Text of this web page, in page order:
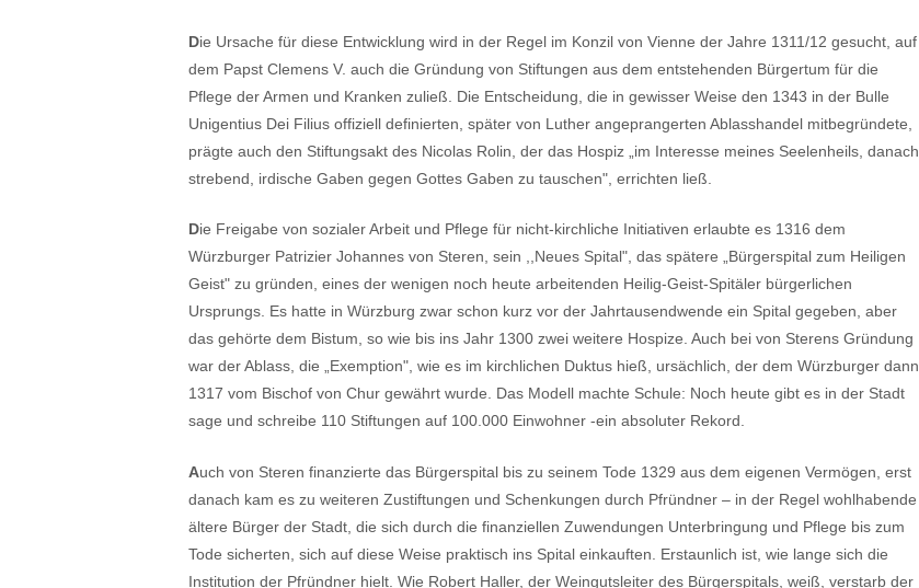
Die Ursache für diese Entwicklung wird in der Regel im Konzil von Vienne der Jahre 1311/12 gesucht, auf
dem Papst Clemens V. auch die Gründung von Stiftungen aus dem entstehenden Bürgertum für die
Pflege der Armen und Kranken zuließ. Die Entscheidung, die in gewisser Weise den 1343 in der Bulle
Unigentius Dei Filius offiziell definierten, später von Luther angeprangerten Ablasshandel mitbegründete,
prägte auch den Stiftungsakt des Nicolas Rolin, der das Hospiz „im Interesse meines Seelenheils, danach
strebend, irdische Gaben gegen Gottes Gaben zu tauschen", errichten ließ.
Die Freigabe von sozialer Arbeit und Pflege für nicht-kirchliche Initiativen erlaubte es 1316 dem
Würzburger Patrizier Johannes von Steren, sein ,,Neues Spital", das spätere „Bürgerspital zum Heiligen
Geist" zu gründen, eines der wenigen noch heute arbeitenden Heilig-Geist-Spitäler bürgerlichen
Ursprungs. Es hatte in Würzburg zwar schon kurz vor der Jahrtausendwende ein Spital gegeben, aber
das gehörte dem Bistum, so wie bis ins Jahr 1300 zwei weitere Hospize. Auch bei von Sterens Gründung
war der Ablass, die „Exemption", wie es im kirchlichen Duktus hieß, ursächlich, der dem Würzburger dann
1317 vom Bischof von Chur gewährt wurde. Das Modell machte Schule: Noch heute gibt es in der Stadt
sage und schreibe 110 Stiftungen auf 100.000 Einwohner -ein absoluter Rekord.
Auch von Steren finanzierte das Bürgerspital bis zu seinem Tode 1329 aus dem eigenen Vermögen, erst
danach kam es zu weiteren Zustiftungen und Schenkungen durch Pfründner – in der Regel wohlhabende
ältere Bürger der Stadt, die sich durch die finanziellen Zuwendungen Unterbringung und Pflege bis zum
Tode sicherten, sich auf diese Weise praktisch ins Spital einkauften. Erstaunlich ist, wie lange sich die
Institution der Pfründner hielt. Wie Robert Haller, der Weingutsleiter des Bürgerspitals, weiß, verstarb der